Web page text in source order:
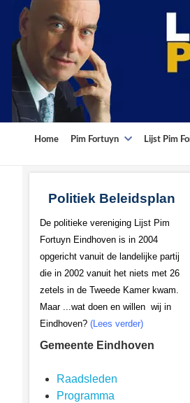
Home Pim Fortuyn Lijst Pim
Politiek Beleidsplan
De politieke vereniging Lijst Pim
Fortuyn Eindhoven is in 2004
opgericht vanuit de landelijke partij
die in 2002 vanuit het niets met 26
zetels in de Tweede Kamer kwam.
Maar ...wat doen en willen wij in
Eindhoven? (Lees verder)
Gemeente Eindhoven
Raadsleden
Programma